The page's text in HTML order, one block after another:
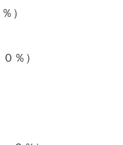
）
％）